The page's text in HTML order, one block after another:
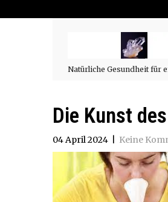
Natürliche Gesundheit für
Die Kunst
04 April 2024 Keine